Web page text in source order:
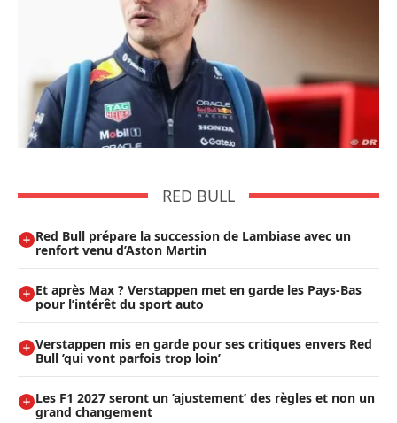
RED BULL
Red Bull prépare la succession de Lambiase avec un
renfort venu d’Aston Martin
Et après Max ? Verstappen met en garde les Pays-Bas
pour l’intérêt du sport auto
Verstappen mis en garde pour ses critiques envers Red
Bull ’qui vont parfois trop loin’
Les F1 2027 seront un ’ajustement’ des règles et non un
grand changement